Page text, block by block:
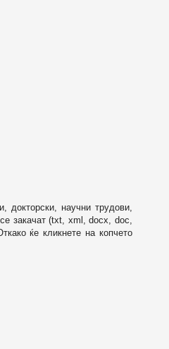
докторски, научни трудови,
закачат (txt, xml, docx, doc,
ќе кликнете на копчето